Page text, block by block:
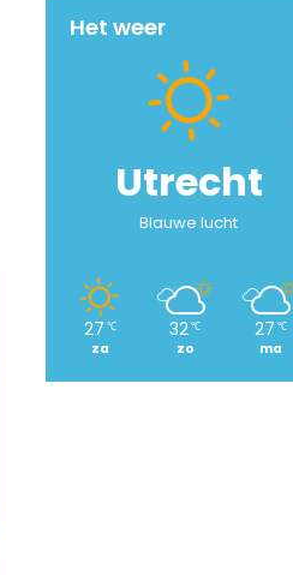
Het weer
Utrecht
Blauwe lucht
27 ℃
za
32℃
zo
27 ℃
ma